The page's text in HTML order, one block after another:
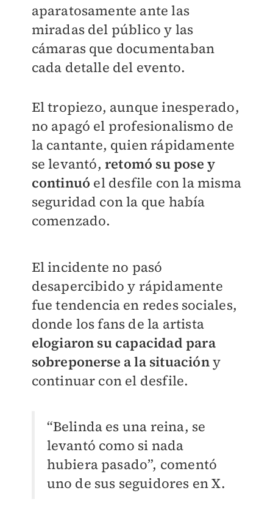
aparatosamente ante las
miradas del público y las
cámaras que documentaban
cada detalle del evento.
El tropiezo, aunque inesperado,
no apagó el profesionalismo de
la cantante, quien rápidamente
se levantó, retomó su pose y
continuó el desfile con la misma
seguridad con la que había
comenzado.
El incidente no pasó
desapercibido y rápidamente
fue tendencia en redes sociales,
donde los fans de la artista
elogiaron su capacidad para
sobreponerse a la situacióny
continuar con el desfile.
“Belinda es una reina, se
levantó como si nada
hubiera pasado”, comentó
uno de sus seguidores en X.